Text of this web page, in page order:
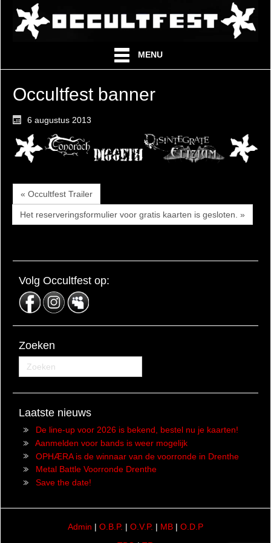
MENU
Occultfest banner
6 augustus 2013
« Occultfest Trailer
Het reserveringsformulier voor gratis kaarten is gesloten. »
Volg Occultfest op:
Zoeken
Laatste nieuws
De line-up voor 2026 is bekend, bestel nu je kaarten!
Aanmelden voor bands is weer mogelijk
OPHÆRA is de winnaar van de voorronde in Drenthe
Metal Battle Voorronde Drenthe
Save the date!
Admin | O.B.P. | O.V.P. | MB | O.D.P